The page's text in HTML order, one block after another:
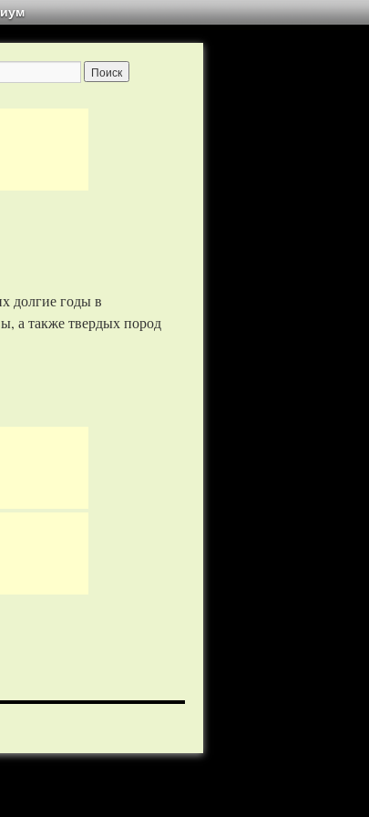
долгие годы в
а также твердых пород